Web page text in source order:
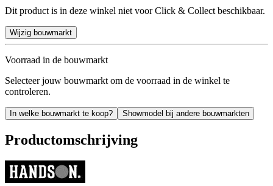
Dit product is in deze winkel niet voor Click & Collect beschikbaar.
Wijzig bouwmarkt
Voorraad in de bouwmarkt
Selecteer jouw bouwmarkt om de voorraad in de winkel te
controleren.
In welke bouwmarkt te koop? Showmodel bij andere bouwmarkten
Productomschrijving